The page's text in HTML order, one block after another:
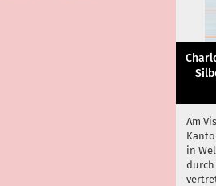
Am
in
durch